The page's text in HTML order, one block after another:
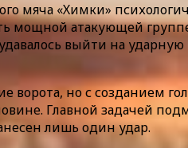
«Химки»
мощной атакующей
выйти на
ворота, но с
Главной задачей
лишь один удар.